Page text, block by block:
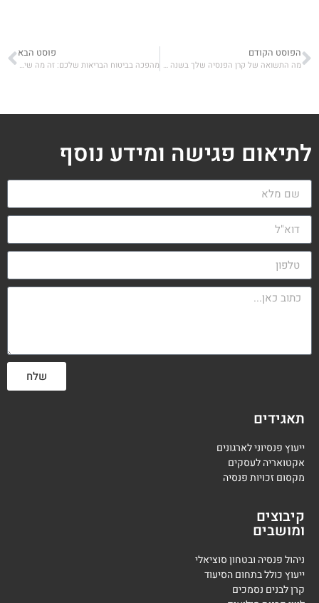
הפוסט הקודם
מה התשואה של קרן הפנסיה שלך בשנה האחרונה ובחמש השנים האחרונות – דירוג קרנות הפנסיה
פוסט הבא
מהפכה בביטוח הבריאות שלכם: זה מה שיקרה ב-1.5.2023
לתיאום פגישה ומידע נוסף
שלח
תאגידים
ייעוץ פנסיוני לארגונים
אקטואריה לעסקים
מקסום זכויות פנסיה
קיבוצים
ומושבים
ניהול פנסיה ובטחון סוציאלי
ייעוץ כולל בתחום הסיעוד
קרן לבנים נסמכים